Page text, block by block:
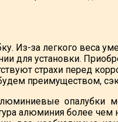
Из-за легкого веса
для установки.
страхи перед
преимуществом,
алюминия более